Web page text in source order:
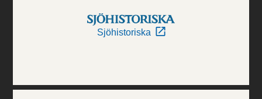
Sjöhistoriska